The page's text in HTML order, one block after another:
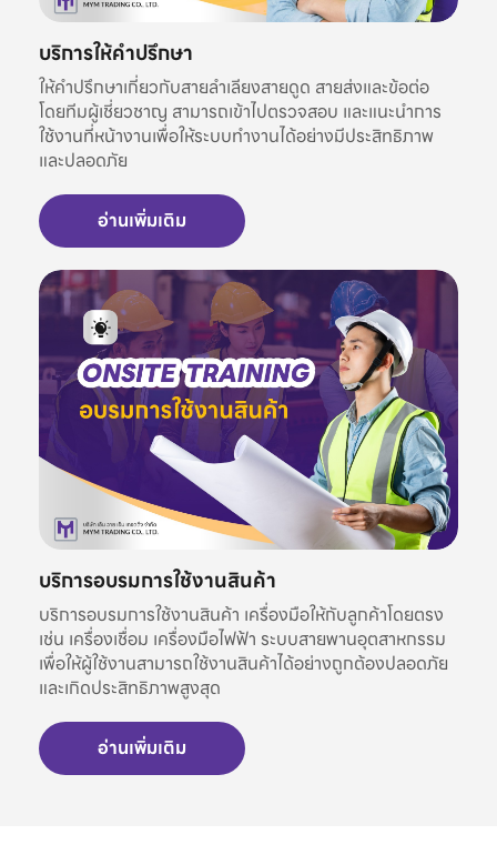
บริการให้คำปรึกษา
ให้คำปรึกษาเกี่ยวกับสายลำเลียงสายดูด สายส่งและข้อต่อ
โดยทีมผู้เชี่ยวชาญ สามารถเข้าไปตรวจสอบ และแนะนำการ
ใช้งานที่หน้างานเพื่อให้ระบบทำงานได้อย่างมีประสิทธิภาพ
และปลอดภัย
อ่านเพิ่มเติม
บริการอบรมการใช้งานสินค้า
บริการอบรมการใช้งานสินค้า เครื่องมือให้กับลูกค้าโดยตรง
เช่น เครื่องเชื่อม เครื่องมือไฟฟ้า ระบบสายพานอุตสาหกรรม
เพื่อให้ผู้ใช้งานสามารถใช้งานสินค้าได้อย่างถูกต้องปลอดภัย
และเกิดประสิทธิภาพสูงสุด
อ่านเพิ่มเติม